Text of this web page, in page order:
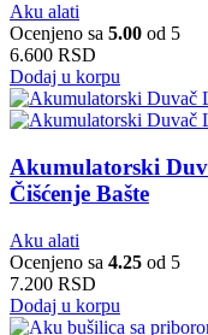
Aku alati
Ocenjeno sa 5.00 od 5
6.600 RSD
Dodaj u korpu
Akumulatorski
Čišćenje Bašte
Aku alati
Ocenjeno sa 4.25 od 5
7.200 RSD
Dodaj u korpu